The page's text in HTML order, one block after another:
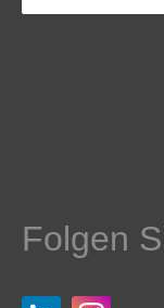
Folgen